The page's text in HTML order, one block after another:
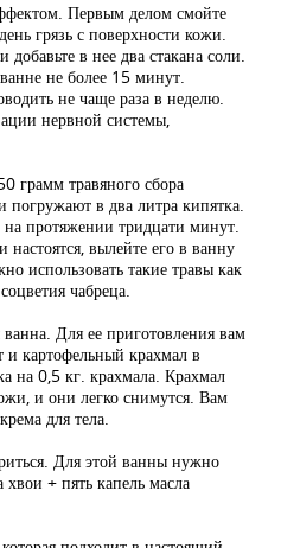
Первым делом смойте
грязь с поверхности кожи.
в нее два стакана соли.
не более 15 минут.
не чаще раза в неделю.
нервной системы,
грамм травяного сбора
в два литра кипятка.
на протяжении тридцати минут.
настоятся, вылейте его в ванну
использовать такие травы как
чабреца.
Для ее приготовления вам
и картофельный крахмал в
на 0,5 кг. крахмала. Крахмал
и они легко снимутся. Вам
для тела.
Для этой ванны нужно
хвои + пять капель масла